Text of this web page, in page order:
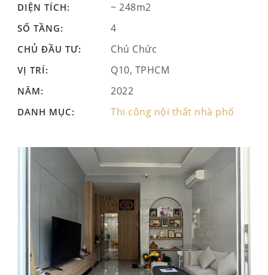
DIỆN TÍCH: ~ 248m2
SỐ TẦNG: 4
CHỦ ĐẦU TƯ: Chú Chức
VỊ TRÍ: Q10, TPHCM
NĂM: 2022
DANH MỤC: Thi công nội thất nhà phố